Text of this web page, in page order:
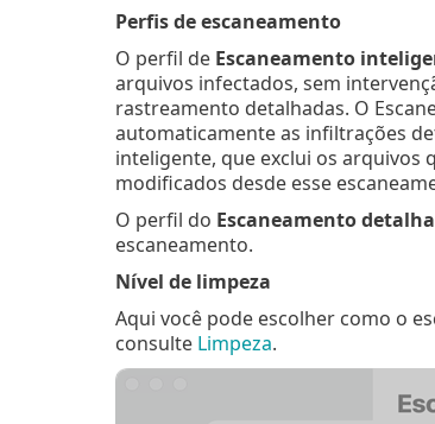
Perfis de escaneamento
O perfil de Escaneamento
arquivos infectados, sem
rastreamento detalhadas. O
automaticamente as infiltrações
inteligente, que exclui os
modificados desde esse
O perfil do Escaneamento
escaneamento.
Nível de limpeza
Aqui você pode escolher como o
consulte Limpeza.